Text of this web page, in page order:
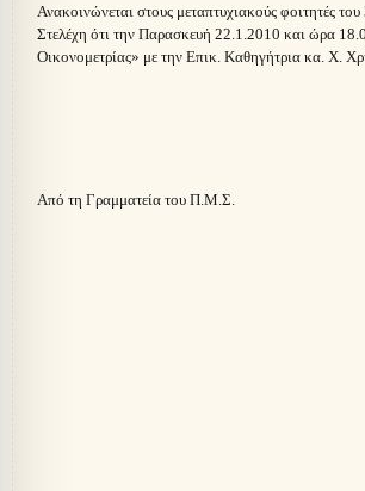
Ανακοινώνεται στους μεταπτυχιακούς φοιτητές
Στελέχη ότι την Παρασκευή 22.1.2010 και ώρα
Οικονομετρίας» με την Επικ. Καθηγήτρια κα. Χ.
Από τη Γραμματεία του Π.Μ.Σ.